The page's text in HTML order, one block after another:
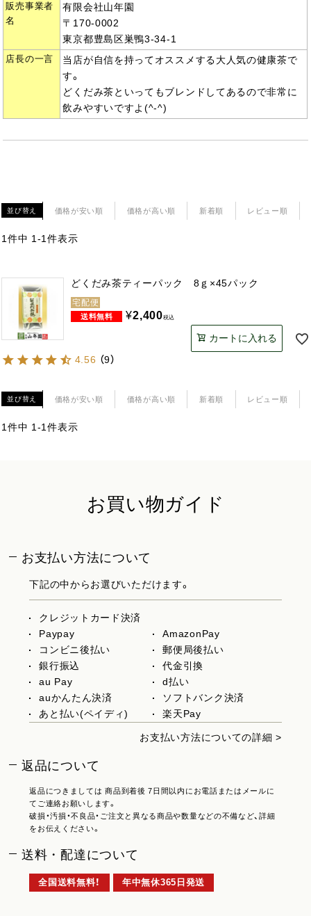
販売事業者
名
有限会社山年園
〒170-0002
東京都豊島区巣鴨3-34-1
店長の一言
当店が自信を持ってオススメする大人気の健康茶で
す。
どくだみ茶といってもブレンドしてあるので非常に
飲みやすいですよ(^-^)
並び替え 価格が安い順 価格が高い順 新着順 レビュー順
1 件中 1 -1件表示
どくだみ茶ティーパック 8ｇ×45パック
宅配便
¥2,400税込
カートに入れる
4.56 （9）
並び替え 価格が安い順 価格が高い順 新着順 レビュー順
1 件中 1 -1件表示
お買い物ガイド
お支払い方法について
下記の中からお選びいただけます。
クレジットカード決済
Paypay
AmazonPay
コンビニ後払い
郵便局後払い
銀行振込
代金引換
au Pay
d払い
auかんたん決済
ソフトバンク決済
あと払い(ペイディ)
楽天Pay
お支払い方法についての詳細 >
返品について
返品につきましては 商品到着後 7日間以内にお電話またはメールに
てご連絡お願いします。
破損・汚損・不良品・ご注文と異なる商品や数量などの不備など、詳細
をお伝えください。
送料・配達について
全国送料無料！ 年中無休365日発送